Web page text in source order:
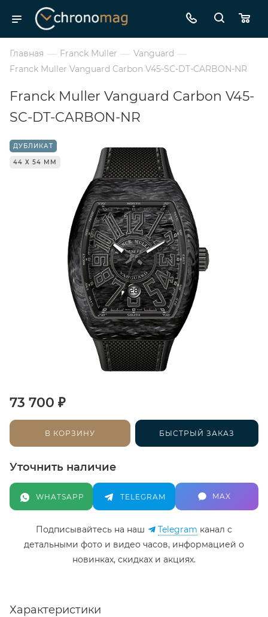
Главная — Franck Muller — Vanguard —
Franck Muller Vanguard Carbon V45-SC-DT-CARBON-NR
Franck Muller Vanguard Carbon V45-
SC-DT-CARBON-NR
ДУБЛИКАТ
44 Х 54 ММ
73 700 ₽
В КОРЗИНУ БЫСТРЫЙ ЗАКАЗ
Уточнить наличие
WHATSAPP TELEGRAM MAX
Подписывайтесь на наш Telegram канал c
детальными фото и видео часов, информацией о
новинках, скидках и акциях.
Характеристики